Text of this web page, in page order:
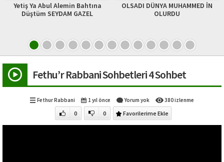
Ya Abul Alemin Bahtına
Düştüm SEYDAM GAZEL
OLSADI DÜNYA MUHAMMED İN
OLURDU
Fethu’r Rabbani Sohbetleri 4 Sohbet
Fethur Rabbani 1 yıl önce Yorum yok 380 izlenme
0 0 Favorilerime Ekle